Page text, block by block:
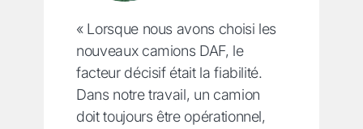
« Lorsque nous avons choisi les
nouveaux camions DAF, le
facteur décisif était la fiabilité.
Dans notre travail, un camion
doit toujours être opérationnel,